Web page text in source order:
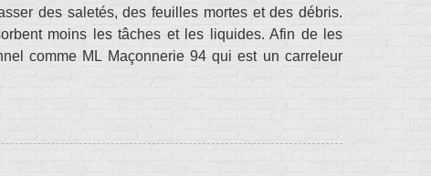
des saletés, des feuilles mortes et des débris.
moins les tâches et les liquides. Afin de les
comme ML Maçonnerie 94 qui est un carreleur